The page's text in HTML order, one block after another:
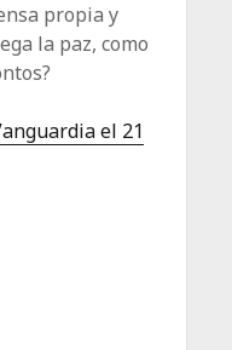
propia y
la paz, como
el 21